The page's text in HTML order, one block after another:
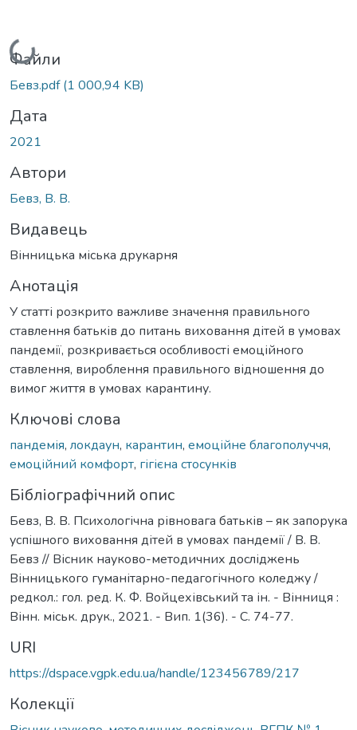
Вантажиться...
Файли
Бевз.pdf(1 000,94 KB)
Дата
2021
Автори
Бевз, В. В.
Видавець
Вінницька міська друкарня
Анотація
У статті розкрито важливе значення правильного
ставлення батьків до питань виховання дітей в умовах
пандемії, розкривається особливості емоційного
ставлення, вироблення правильного відношення до
вимог життя в умовах карантину.
Ключові слова
пандемія, локдаун, карантин, емоційне благополуччя,
емоційний комфорт, гігієна стосунків
Бібліографічний опис
Бевз, В. В. Психологічна рівновага батьків – як запорука
успішного виховання дітей в умовах пандемії / В. В.
Бевз // Вісник науково-методичних досліджень
Вінницького гуманітарно-педагогічного коледжу /
редкол.: гол. ред. К. Ф. Войцехівський та ін. - Вінниця :
Вінн. міськ. друк., 2021. - Вип. 1(36). - С. 74-77.
URI
https://dspace.vgpk.edu.ua/handle/123456789/217
Колекції